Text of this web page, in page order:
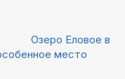
Озеро Еловое в
место